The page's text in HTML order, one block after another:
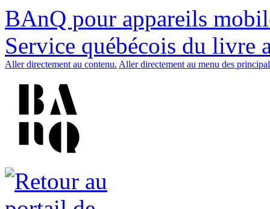
BAnQ pour appareils
Service québécois du livre
Aller directement au contenu. Aller directement au menu des